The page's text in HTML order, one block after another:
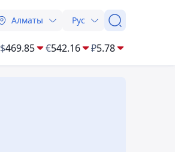
Алматы Рус
$469.85 €542.16 ₽5.78